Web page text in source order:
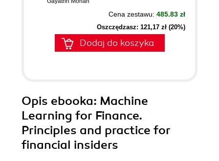
Cena zestawu: 485.83 zł
Oszczędzasz: 121,17 zł (20%)
Dodaj do koszyka
Opis ebooka: Machine
Learning for Finance.
Principles and practice for
financial insiders